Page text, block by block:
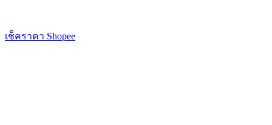
เช็คราคา Shopee